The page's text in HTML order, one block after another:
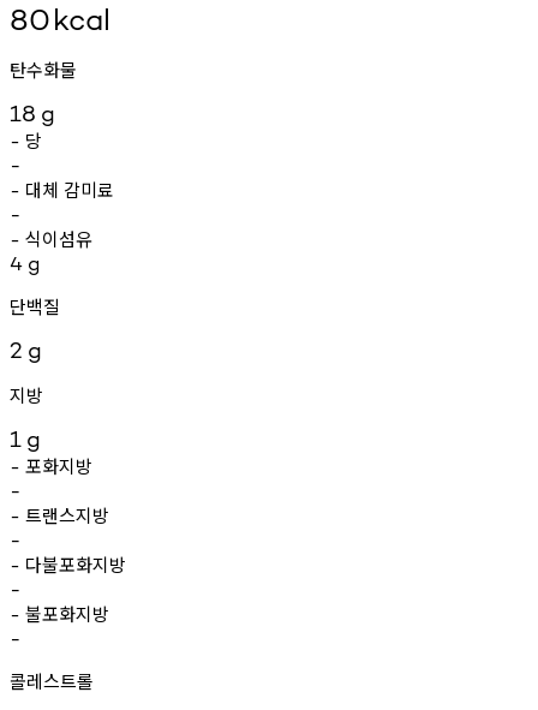
80kcal
탄수화물
18 g
- 당
-
- 대체 감미료
-
- 식이섬유
4 g
단백질
2 g
지방
1 g
- 포화지방
-
- 트랜스지방
-
- 다불포화지방
-
- 불포화지방
-
콜레스트롤